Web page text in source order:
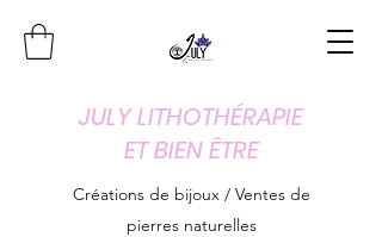
JULY LITHOTHÉRAPIE
ET BIEN ÊTRE
Créations de bijoux / Ventes de
pierres naturelles